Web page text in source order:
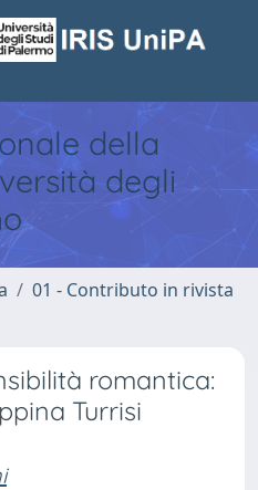
della
degli
01 - Contributo in rivista
romantica:
Turrisi